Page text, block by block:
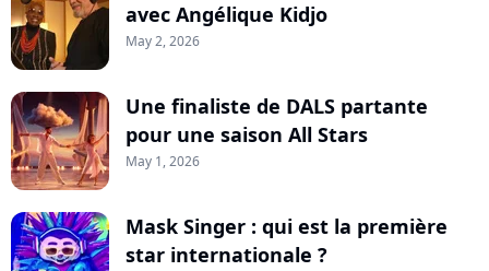
avec Angélique Kidjo
May 2, 2026
Une finaliste de DALS partante
pour une saison All Stars
May 1, 2026
Mask Singer : qui est la première
star internationale ?